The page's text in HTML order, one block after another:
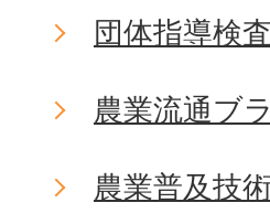
団体指導検
農業流通ブ
農業普及技